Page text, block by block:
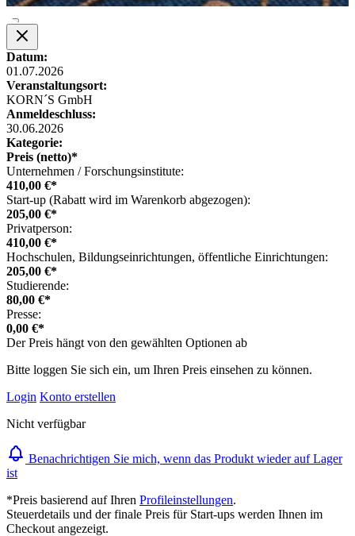
Datum:
01.07.2026
Veranstaltungsort:
KORN´S GmbH
Anmeldeschluss:
30.06.2026
Kategorie:
Preis (netto)*
Unternehmen / Forschungsinstitute:
410,00 €*
Start-up (Rabatt wird im Warenkorb abgezogen):
205,00 €*
Privatperson:
410,00 €*
Hochschulen, Bildungseinrichtungen, öffentliche Einrichtungen:
205,00 €*
Studierende:
80,00 €*
Presse:
0,00 €*
Der Preis hängt von den gewählten Optionen ab
Bitte loggen Sie sich ein, um Ihren Preis einsehen zu können.
Login Konto erstellen
Nicht verfügbar
Benachrichtigen Sie mich, wenn das Produkt wieder auf Lager
ist
*Preis basierend auf Ihren Profileinstellungen.
Steuerdetails und der finale Preis für Start-ups werden Ihnen im
Checkout angezeigt.